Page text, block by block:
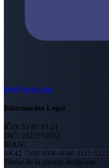
info@lectio.one
Información Legal
IČO: 55 97 15 21
DIČ: 2122751972
IBAN:
SK42 7500 0000 0040 3515 6222
Titular de la cuenta: lectio.one